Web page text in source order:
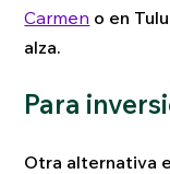
Carmen o en
alza.
Para
Otra alternativa